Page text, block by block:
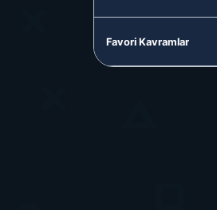
Favori Kavramlar